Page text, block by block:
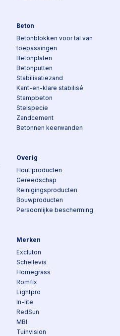
Beton
Betonblokken voor tal van
toepassingen
Betonplaten
Betonputten
Stabilisatiezand
Kant-en-klare stabilisé
Stampbeton
Stelspecie
Zandcement
Betonnen keerwanden
Overig
Hout producten
Gereedschap
Reinigingsproducten
Bouwproducten
Persoonlijke bescherming
Merken
Excluton
Schellevis
Homegrass
Romfix
Lightpro
In-lite
RedSun
MBI
Tuinvision